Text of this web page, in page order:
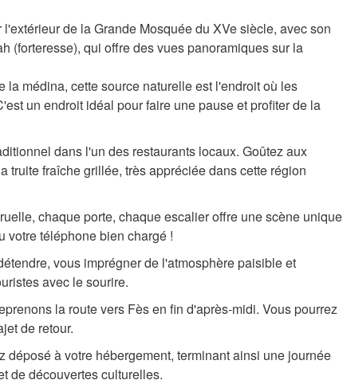
de la Grande Mosquée du XVe siècle, avec son
(forteresse), qui offre des vues panoramiques sur la
médina, cette source naturelle est l'endroit où les
un endroit idéal pour faire une pause et profiter de la
dans l'un des restaurants locaux. Goûtez aux
fraîche grillée, très appréciée dans cette région
chaque porte, chaque escalier offre une scène unique
votre téléphone bien chargé !
vous imprégner de l'atmosphère paisible et
avec le sourire.
la route vers Fès en fin d'après-midi. Vous pourrez
de retour.
à votre hébergement, terminant ainsi une journée
de découvertes culturelles.